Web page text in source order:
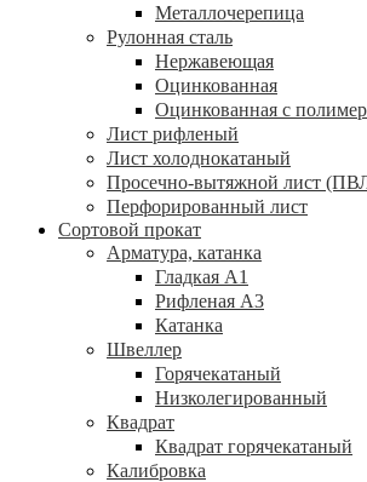
Металлочерепица
Рулонная сталь
Нержавеющая
Оцинкованная
Оцинкованная с
Лист рифленый
Лист холоднокатаный
Просечно-вытяжной лист
Перфорированный лист
Сортовой прокат
Арматура, катанка
Гладкая А1
Рифленая А3
Катанка
Швеллер
Горячекатаный
Низколегированный
Квадрат
Квадрат горячекатаный
Калибровка